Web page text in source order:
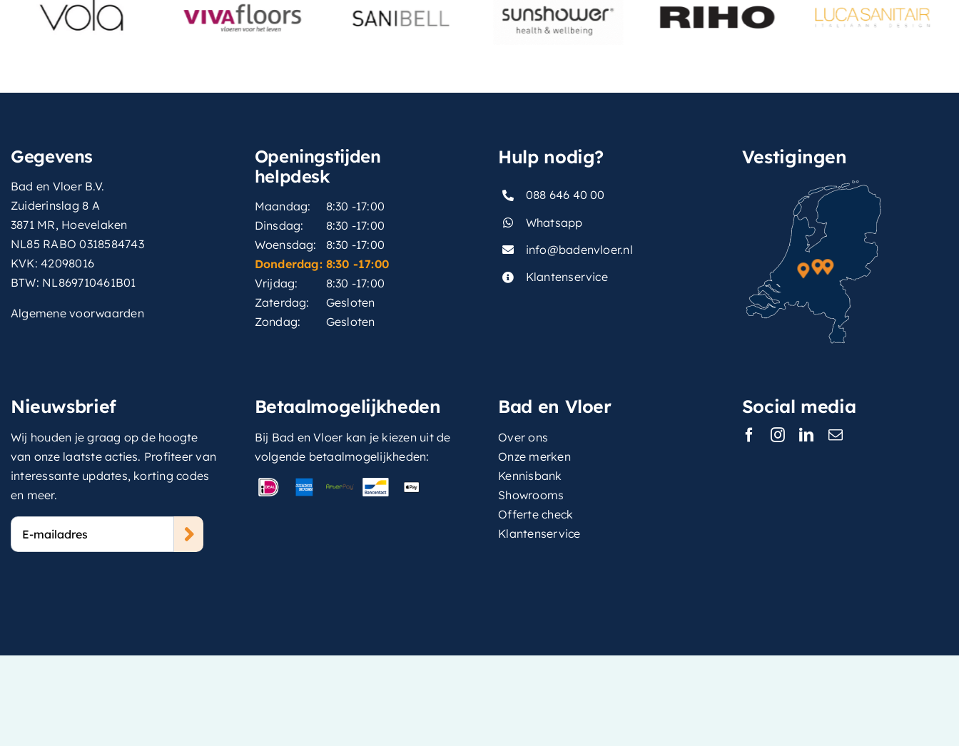
Gegevens
Bad en Vloer B.V.
Zuiderinslag 8 A
3871 MR, Hoevelaken
NL85 RABO 0318584743
KVK: 42098016
BTW: NL869710461B01
Algemene voorwaarden
Openingstijden
helpdesk
Maandag:
8:30 -17:00
Dinsdag:
8:30 -17:00
Woensdag:
8:30 -17:00
Donderdag: 8:30 -17:00
Vrijdag:
8:30 -17:00
Zaterdag:
Gesloten
Zondag:
Gesloten
Hulp nodig?
088 646 40 00
Whatsapp
info@badenvloer.nl
Klantenservice
Vestigingen
Nieuwsbrief
Wij houden je graag op de hoogte
van onze laatste acties. Profiteer van
interessante updates, korting codes
en meer.
E-
mailadres
Betaalmogelijkheden
Bij Bad en Vloer kan je kiezen uit de
volgende betaalmogelijkheden:
Bad en Vloer
Over ons
Onze merken
Kennisbank
Showrooms
Offerte check
Klantenservice
Social media